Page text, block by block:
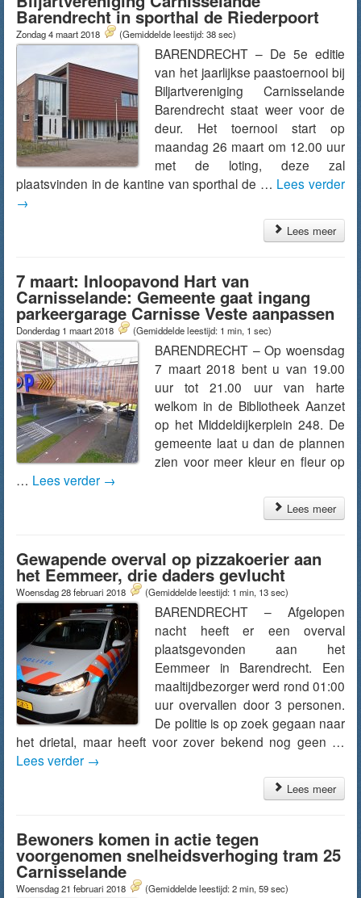
Barendrecht in sporthal de Riederpoort
Zondag 4 maart 2018 (Gemiddelde leestijd: 38 sec)
BARENDRECHT – De 5e editie
van het jaarlijkse paastoernooi bij
Biljartvereniging Carnisselande
Barendrecht staat weer voor de
deur. Het toernooi start op
maandag 26 maart om 12.00 uur
met de loting, deze zal
plaatsvinden in de kantine van sporthal de … Lees verder
→
Lees meer
7 maart: Inloopavond Hart van
Carnisselande: Gemeente gaat ingang
parkeergarage Carnisse Veste aanpassen
Donderdag 1 maart 2018 (Gemiddelde leestijd: 1 min, 1 sec)
BARENDRECHT – Op woensdag
7 maart 2018 bent u van 19.00
uur tot 21.00 uur van harte
welkom in de Bibliotheek Aanzet
op het Middeldijkerplein 248. De
gemeente laat u dan de plannen
zien voor meer kleur en fleur op
… Lees verder →
Lees meer
Gewapende overval op pizzakoerier aan
het Eemmeer, drie daders gevlucht
Woensdag 28 februari 2018 (Gemiddelde leestijd: 1 min, 13 sec)
BARENDRECHT – Afgelopen
nacht heeft er een overval
plaatsgevonden aan het
Eemmeer in Barendrecht. Een
maaltijdbezorger werd rond 01:00
uur overvallen door 3 personen.
De politie is op zoek gegaan naar
het drietal, maar heeft voor zover bekend nog geen …
Lees verder →
Lees meer
Bewoners komen in actie tegen
voorgenomen snelheidsverhoging tram 25
Carnisselande
Woensdag 21 februari 2018 (Gemiddelde leestijd: 2 min, 59 sec)